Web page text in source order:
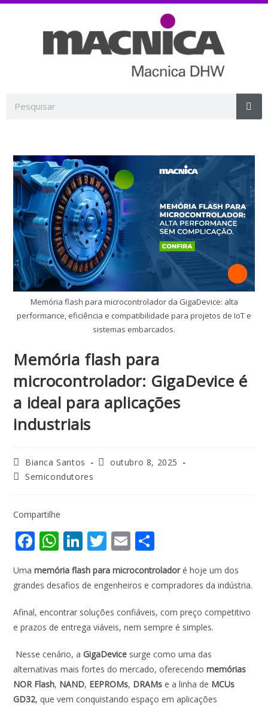
Memória flash para microcontrolador da GigaDevice: alta
performance, eficiência e compatibilidade para projetos de IoT e
sistemas embarcados.
Memória flash para
microcontrolador: GigaDevice é
a ideal para aplicações
industriais
Bianca Santos
outubro 8, 2025
Semicondutores
Compartilhe
F
e
o
o
k
W
h
at
A
p
p
Li
n
k
dI
n
T
w
itt
er
E
ai
h
ar
Umamemória flash para microcontroladoré hoje um dos
grandes desafios de engenheiros e compradores da indústria.
Afinal, encontrar soluções confiáveis, com preço competitivo
e prazos de entrega viáveis, nem sempre é simples.
Nesse cenário, aGigaDevice surge como uma das
alternativas mais fortes do mercado, oferecendomemórias
NOR Flash, NAND, EEPROMs, DRAMs e a linha de MCUs
GD32, que vem conquistando espaço em aplicações